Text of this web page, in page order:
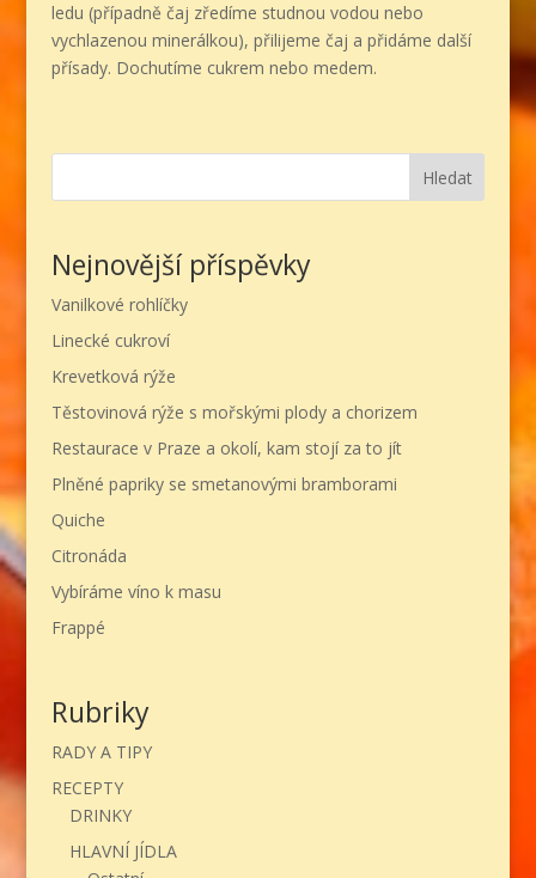
ledu (případně čaj zředíme studnou vodou nebo
vychlazenou minerálkou), přilijeme čaj a přidáme další
přísady. Dochutíme cukrem nebo medem.
Hledat
Nejnovější příspěvky
Vanilkové rohlíčky
Linecké cukroví
Krevetková rýže
Těstovinová rýže s mořskými plody a chorizem
Restaurace v Praze a okolí, kam stojí za to jít
Plněné papriky se smetanovými bramborami
Quiche
Citronáda
Vybíráme víno k masu
Frappé
Rubriky
RADY A TIPY
RECEPTY
DRINKY
HLAVNÍ JÍDLA